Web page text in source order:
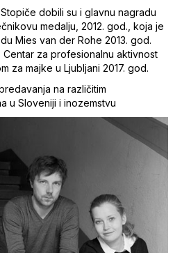
dobili su i glavnu nagradu
medalju, 2012. god., koja je
Mies van der Rohe 2013. god.
za profesionalnu aktivnost
za majke u Ljubljani 2017. god.
na različitim
u Sloveniji i inozemstvu